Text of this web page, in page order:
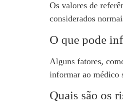
Os valores de
considerados
O que pode
Alguns fatores,
informar ao médico
Quais são os